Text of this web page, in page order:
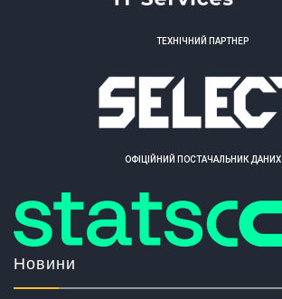
ТЕХНІЧНИЙ ПАРТНЕР
ОФІЦІЙНИЙ ПОСТАЧАЛЬНИК ДАНИХ
Новини